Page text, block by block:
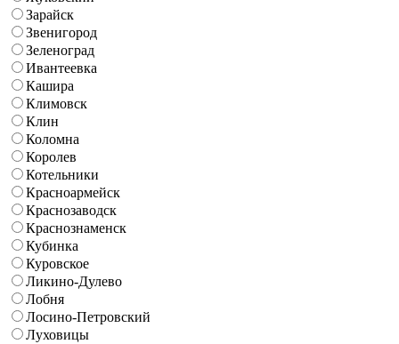
Зарайск
Звенигород
Зеленоград
Ивантеевка
Кашира
Климовск
Клин
Коломна
Королев
Котельники
Красноармейск
Краснозаводск
Краснознаменск
Кубинка
Куровское
Ликино-Дулево
Лобня
Лосино-Петровский
Луховицы